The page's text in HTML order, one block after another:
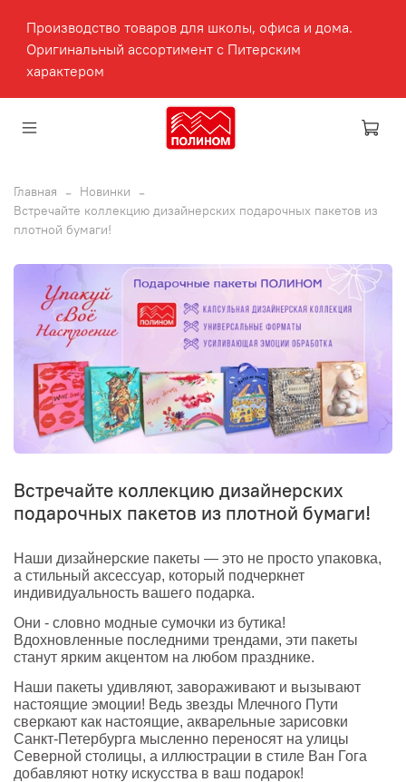
Производство товаров для школы, офиса и дома.
Оригинальный ассортимент с Питерским
характером
Главная
Новинки
Встречайте коллекцию дизайнерских подарочных пакетов из
плотной бумаги!
Встречайте коллекцию дизайнерских
подарочных пакетов из плотной бумаги!
Наши дизайнерские пакеты — это не просто упаковка,
а стильный аксессуар, который подчеркнет
индивидуальность вашего подарка.
Они - словно модные сумочки из бутика!
Вдохновленные последними трендами, эти пакеты
станут ярким акцентом на любом празднике.
Наши пакеты удивляют, завораживают и вызывают
настоящие эмоции! Ведь звезды Млечного Пути
сверкают как настоящие, акварельные зарисовки
Санкт-Петербурга мысленно переносят на улицы
Северной столицы, а иллюстрации в стиле Ван Гога
добавляют нотку искусства в ваш подарок!